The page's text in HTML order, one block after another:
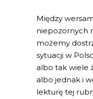
Między
niepozornych
możemy
sytuacji w
albo tak wiele
albo jednak i
lekturę tej